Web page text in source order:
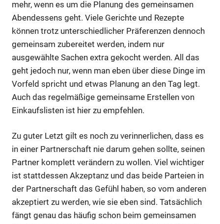
mehr, wenn es um die Planung des gemeinsamen
Abendessens geht. Viele Gerichte und Rezepte
können trotz unterschiedlicher Präferenzen dennoch
gemeinsam zubereitet werden, indem nur
ausgewählte Sachen extra gekocht werden. All das
geht jedoch nur, wenn man eben über diese Dinge im
Vorfeld spricht und etwas Planung an den Tag legt.
Auch das regelmäßige gemeinsame Erstellen von
Einkaufslisten ist hier zu empfehlen.
Zu guter Letzt gilt es noch zu verinnerlichen, dass es
in einer Partnerschaft nie darum gehen sollte, seinen
Partner komplett verändern zu wollen. Viel wichtiger
ist stattdessen Akzeptanz und das beide Parteien in
der Partnerschaft das Gefühl haben, so vom anderen
akzeptiert zu werden, wie sie eben sind. Tatsächlich
fängt genau das häufig schon beim gemeinsamen